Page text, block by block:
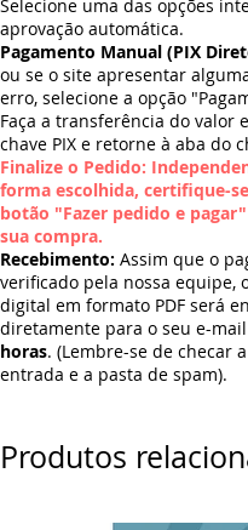
Selecione uma das opções
aprovação automática.
Pagamento Manual (PIX
ou se o site apresentar
erro, selecione a opção
Faça a transferência do valor
chave PIX e retorne à aba do
Finalize o Pedido:
forma escolhida, certifique-
botão "Fazer pedido e
sua compra.
Recebimento: Assim que o
verificado pela nossa equipe,
digital em formato PDF será
diretamente para o seu e-
horas. (Lembre-se de checar
entrada e a pasta de spam).
Produtos